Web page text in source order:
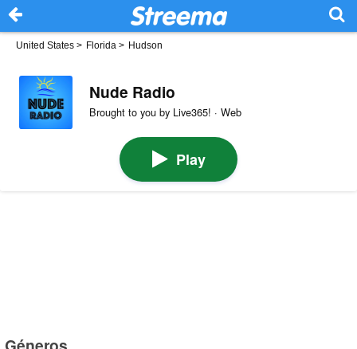
United States > Florida > Hudson
Nude Radio
Brought to you by Live365! · Web
Play